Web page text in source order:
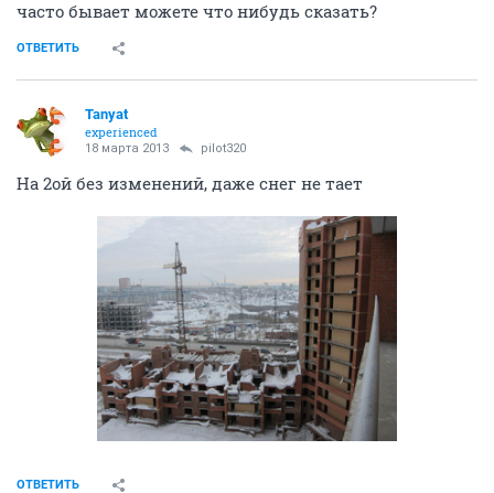
часто бывает можете что нибудь сказать?
ОТВЕТИТЬ
Tanyat
experienced
18 марта 2013 pilot320
На 2ой без изменений, даже снег не тает
ОТВЕТИТЬ